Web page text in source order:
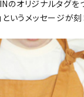
のオリジナルタ
いうメッセージが刻